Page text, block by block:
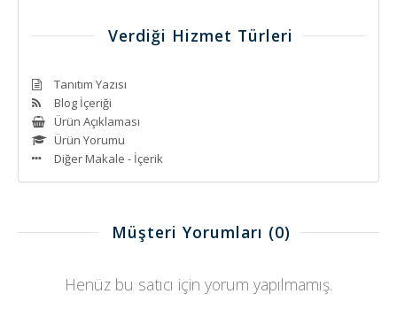
Verdiği Hizmet Türleri
Tanıtım Yazısı
Blog İçeriği
Ürün Açıklaması
Ürün Yorumu
Diğer Makale - İçerik
Müşteri Yorumları (0)
Henüz bu satıcı için yorum yapılmamış.